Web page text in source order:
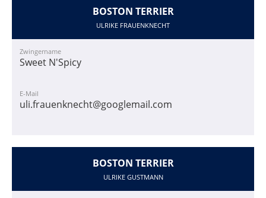
BOSTON TERRIER
ULRIKE FRAUENKNECHT
Zwingername
Sweet N'Spicy
E-Mail
uli.frauenknecht@googlemail.com
BOSTON TERRIER
ULRIKE GUSTMANN